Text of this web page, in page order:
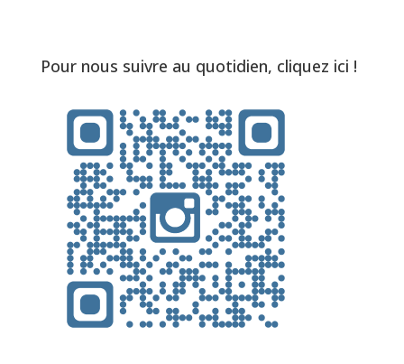
Pour nous suivre au quotidien, cliquez ici !